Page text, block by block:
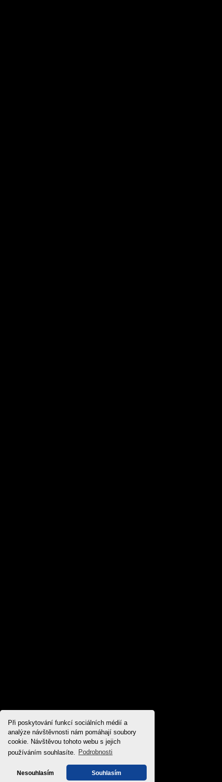
Při poskytování funkcí sociálních médií a
analýze návštěvnosti nám pomáhají soubory
cookie. Návštěvou tohoto webu s jejich
používáním souhlasíte.
Podrobnosti
Nesouhlasím Souhlasím